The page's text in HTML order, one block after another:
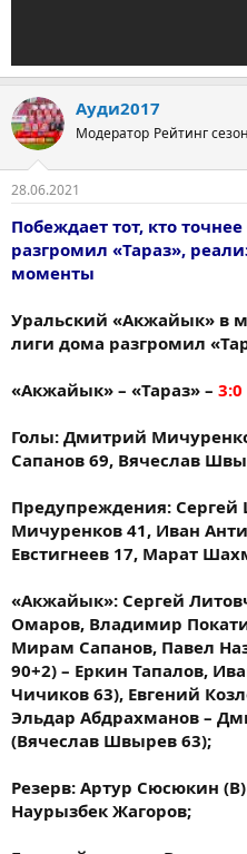
Ауди2017
Модератор Рейтинг
28.06.2021
Побеждает тот, кто
разгромил «Тараз»,
моменты
Уральский «Акжайык» в
лиги дома разгромил
«Акжайык» – «Тараз» – 3:0
Голы: Дмитрий
Сапанов 69, Вячеслав
Предупреждения:
Мичуренков 41, Иван
Евстигнеев 17, Марат
«Акжайык»: Сергей
Омаров, Владимир
Мирам Сапанов, Павел
90+2) – Еркин Тапалов,
Чичиков 63), Евгений
Эльдар Абдрахманов –
(Вячеслав Швырев 63);
Резерв: Артур Сюсюкин
Наурызбек Жагоров;